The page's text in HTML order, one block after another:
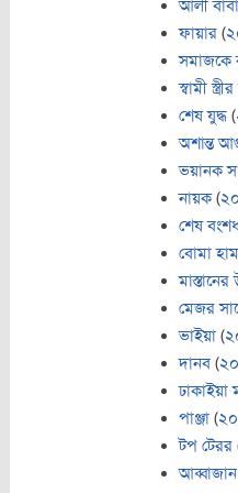
আলী বাবা
ফায়ার (
সমাজকে
স্বামী
শেষ যুদ্ধ (
অশান্ত
ভয়ানক
নায়ক(
শেষ
বোমা
মেজর
ভাইয়া (
দানব (
ঢাকাইয়া
পাঞ্জা (
টপ টেরর
আব্বাজান